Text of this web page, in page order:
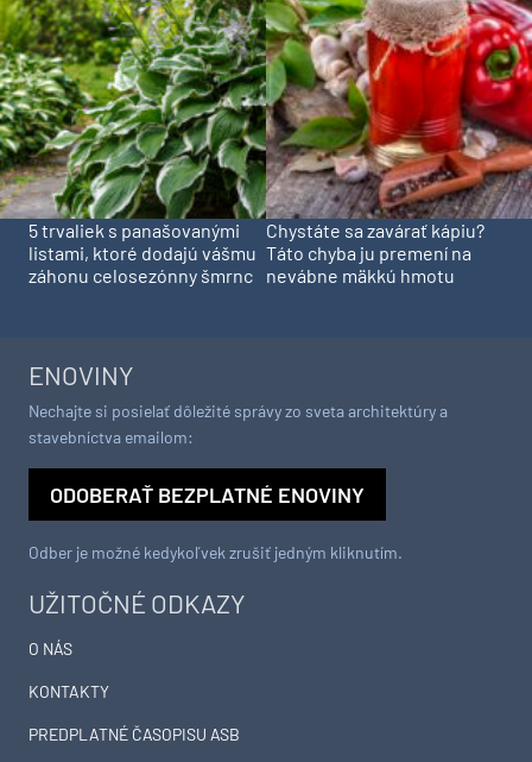
5 trvaliek s panašovanými
listami, ktoré dodajú vášmu
záhonu celosezónny šmrnc
Chystáte sa zavárať kápiu?
Táto chyba ju premení na
nevábne mäkkú hmotu
UŽITOČNÉ ODKAZY
O NÁS
KONTAKTY
PREDPLATNÉ ČASOPISU ASB
ENOVINY
Nechajte si posielať dôležité správy zo sveta architektúry a
stavebníctva emailom:
ODOBERAŤ BEZPLATNÉ ENOVINY
Odber je možné kedykoľvek zrušiť jedným kliknutím.